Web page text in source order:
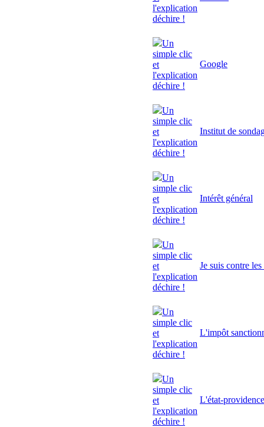
l'explication
déchire !
Un
simple clic
et
l'explication
déchire !
Google
Un
simple clic
et
l'explication
déchire !
Institut de
Un
simple clic
et
l'explication
déchire !
Intérêt général
Un
simple clic
et
l'explication
déchire !
Je suis contre
Un
simple clic
et
l'explication
déchire !
L'impôt
Un
simple clic
et
l'explication
déchire !
L'état-providence